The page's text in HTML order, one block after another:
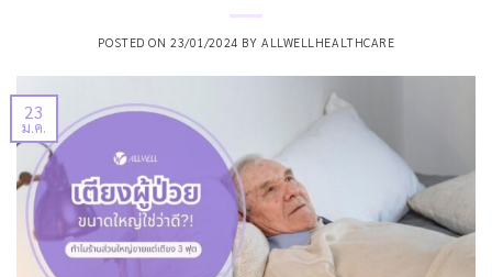
POSTED ON23/01/2024 BY ALLWELLHEALTHCARE
23
ม.ค.